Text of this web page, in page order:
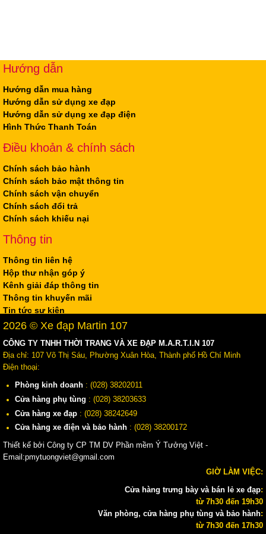
Hướng dẫn
Hướng dẫn mua hàng
Hướng dẫn sử dụng xe đạp
Hướng dẫn sử dụng xe đạp điện
Hình Thức Thanh Toán
Điều khoản & chính sách
Chính sách bảo hành
Chính sách bảo mật thông tin
Chính sách vận chuyển
Chính sách đổi trả
Chính sách khiếu nại
Thông tin
Thông tin liên hệ
Hộp thư nhận góp ý
Kênh giải đáp thông tin
Thông tin khuyến mãi
Tin tức sự kiện
2026 © Xe đạp Martin 107
CÔNG TY TNHH THỜI TRANG VÀ XE ĐẠP M.A.R.T.I.N 107
Địa chỉ: 107 Võ Thị Sáu, Phường Xuân Hòa, Thành phố Hồ Chí Minh
Điện thoại:
Phòng kinh doanh : (028) 38202011
Cửa hàng phụ tùng : (028) 38203633
Cửa hàng xe đạp : (028) 38242649
Cửa hàng xe điện và bảo hành : (028) 38200172
Thiết kế bởi Công ty CP TM DV Phần mềm Ý Tưởng Việt -
Email:pmytuongviet@gmail.com
GIỜ LÀM VIỆC:
Cửa hàng trưng bày và bán lẻ xe đạp:
từ 7h30 đến 19h30
Văn phòng, cửa hàng phụ tùng và bảo hành:
từ 7h30 đến 17h30